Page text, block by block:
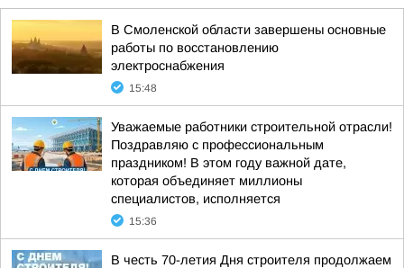
В Смоленской области завершены основные
работы по восстановлению
электроснабжения
15:48
Уважаемые работники строительной отрасли!
Поздравляю с профессиональным
праздником! В этом году важной дате,
которая объединяет миллионы
специалистов, исполняется
15:36
В честь 70-летия Дня строителя продолжаем